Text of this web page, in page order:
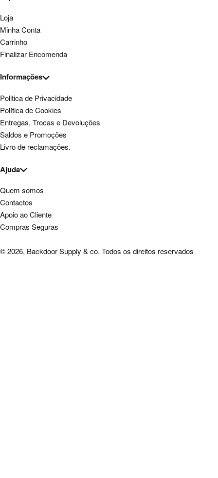
Loja
Minha Conta
Carrinho
Finalizar Encomenda
Informações
Politica de Privacidade
Política de Cookies
Entregas, Trocas e Devoluções
Saldos e Promoções
Livro de reclamações.
Ajuda
Quem somos
Contactos
Apoio ao Cliente
Compras Seguras
© 2026, Backdoor Supply & co. Todos os direitos reservados